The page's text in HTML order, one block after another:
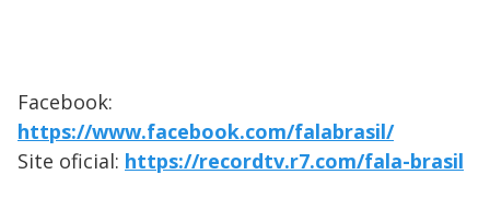
Facebook:
https://www.facebook.com/falabrasil/
Site oficial: https://recordtv.r7.com/fala-brasil